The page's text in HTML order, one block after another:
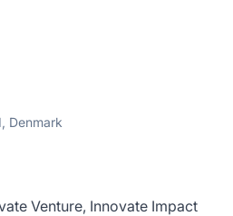
Denmark
Venture, Innovate Impact